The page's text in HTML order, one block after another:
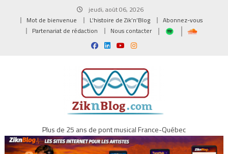
jeudi, août 06, 2026
Mot de bienvenue
L’histoire de Zik’n’Blog
Abonnez-vous
Partenariat de rédaction
Nous contacter
Plus de 25 ans de pont musical France-Québec